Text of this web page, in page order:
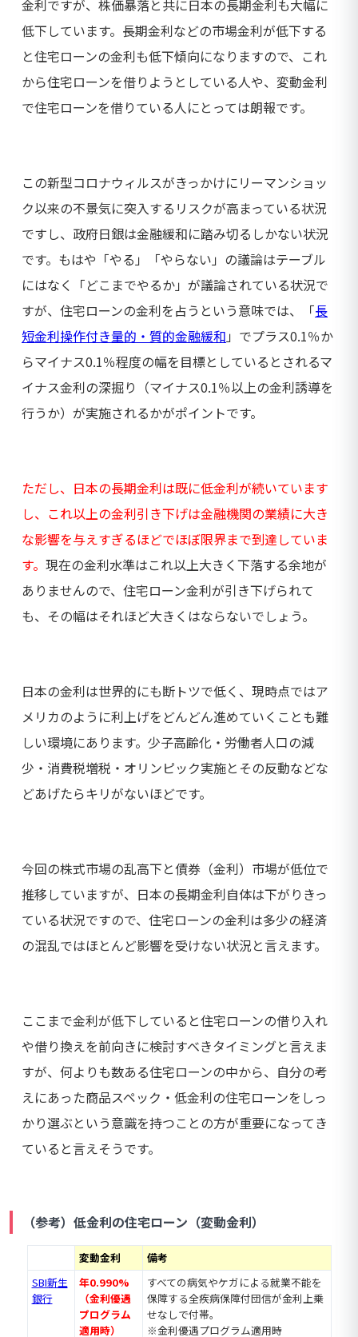
金利ですが、株価暴落と共に日本の長期金利も大幅に
低下しています。長期金利などの市場金利が低下する
と住宅ローンの金利も低下傾向になりますので、これ
から住宅ローンを借りようとしている人や、変動金利
で住宅ローンを借りている人にとっては朗報です。
この新型コロナウィルスがきっかけにリーマンショッ
ク以来の不景気に突入するリスクが高まっている状況
ですし、政府日銀は金融緩和に踏み切るしかない状況
です。もはや「やる」「やらない」の議論はテーブル
にはなく「どこまでやるか」が議論されている状況で
すが、住宅ローンの金利を占うという意味では、「長
短金利操作付き量的・質的金融緩和 」でプラス0.1％か
らマイナス0.1％程度の幅を目標としているとされるマ
イナス金利の深掘り（マイナス0.1％以上の金利誘導を
行うか）が実施されるかがポイントです。
ただし、日本の長期金利は既に低金利が続いています
し、これ以上の金利引き下げは金融機関の業績に大き
な影響を与えすぎるほどでほぼ限界まで到達していま
す。 現在の金利水準はこれ以上大きく下落する余地が
ありませんので、住宅ローン金利が引き下げられて
も、その幅はそれほど大きくはならないでしょう。
日本の金利は世界的にも断トツで低く、現時点ではア
メリカのように利上げをどんどん進めていくことも難
しい環境にあります。少子高齢化・労働者人口の減
少・消費税増税・オリンピック実施とその反動などな
どあげたらキリがないほどです。
今回の株式市場の乱高下と債券（金利）市場が低位で
推移していますが、日本の長期金利自体は下がりきっ
ている状況ですので、住宅ローンの金利は多少の経済
の混乱ではほとんど影響を受けない状況と言えます。
ここまで金利が低下していると住宅ローンの借り入れ
や借り換えを前向きに検討すべきタイミングと言えま
すが、何よりも数ある住宅ローンの中から、自分の考
えにあった商品スペック・低金利の住宅ローンをしっ
かり選ぶという意識を持つことの方が重要になってき
ていると言えそうです。
（参考）低金利の住宅ローン（変動金利）
変動金利
備考
SBI新生
銀行
年0.990%
（金利優遇
プログラム
適用時）
すべての病気やケガによる就業不能を
保障する全疾病保障付団信が金利上乗
せなしで付帯。
※金利優遇プログラム適用時